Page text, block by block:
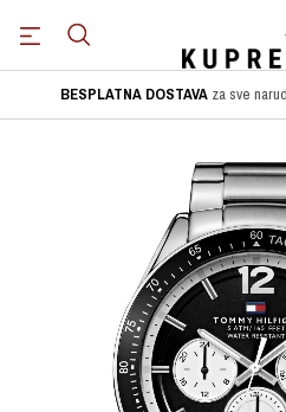
BESPLATNA DOSTAVA za sve